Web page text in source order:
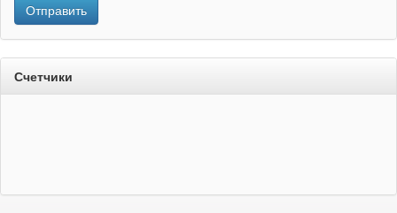
Отправить
Счетчики